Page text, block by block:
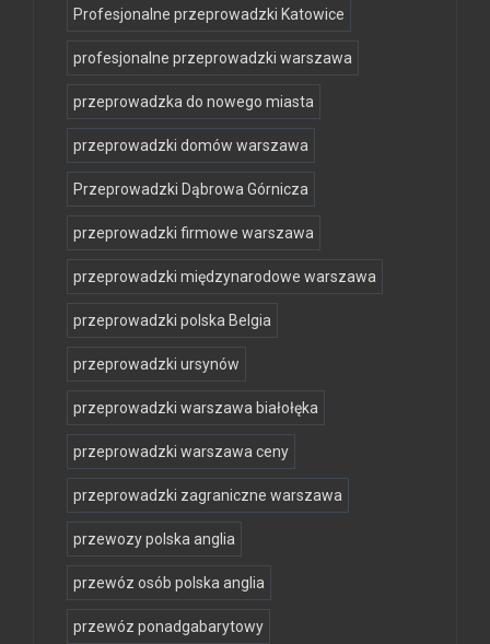
Profesjonalne przeprowadzki Katowice
profesjonalne przeprowadzki warszawa
przeprowadzka do nowego miasta
przeprowadzki domów warszawa
Przeprowadzki Dąbrowa Górnicza
przeprowadzki firmowe warszawa
przeprowadzki międzynarodowe warszawa
przeprowadzki polska Belgia
przeprowadzki ursynów
przeprowadzki warszawa białołęka
przeprowadzki warszawa ceny
przeprowadzki zagraniczne warszawa
przewozy polska anglia
przewóz osób polska anglia
przewóz ponadgabarytowy